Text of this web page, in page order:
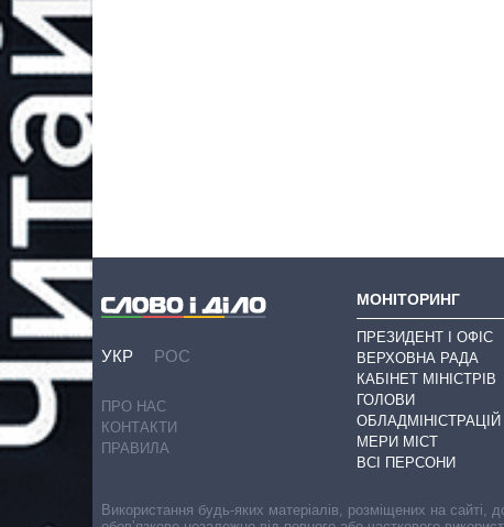
УКР РОС
ПРО НАС
КОНТАКТИ
ПРАВИЛА
МОНІТОРИНГ
ПРЕЗИДЕНТ І ОФІС
ВЕРХОВНА РАДА
КАБІНЕТ МІНІСТРІВ
ГОЛОВИ
ОБЛАДМІНІСТРАЦІЙ
МЕРИ МІСТ
ВСІ ПЕРСОНИ
Використання будь-яких матеріалів, розміщених на